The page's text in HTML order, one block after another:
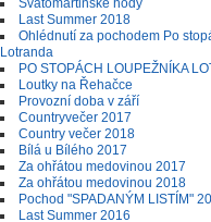
Svatomartinské hody
Last Summer 2018
Ohlédnutí za pochodem Po
Lotranda
PO STOPÁCH LOUPEŽNÍKA
Loutky na Řehačce
Provozní doba v září
Countryvečer 2017
Country večer 2018
Bílá u Bílého 2017
Za ohřátou medovinou 2017
Za ohřátou medovinou 2018
Pochod "SPADANÝM LISTÍM"
Last Summer 2016